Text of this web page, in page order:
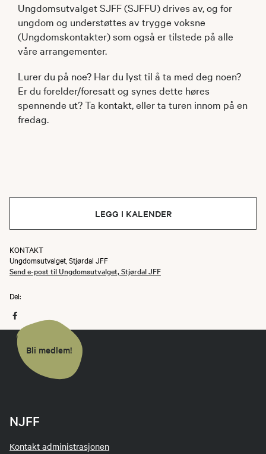
Ungdomsutvalget SJFF (SJFFU) drives av, og for
ungdom og understøttes av trygge voksne
(Ungdomskontakter) som også er tilstede på alle
våre arrangementer.
Lurer du på noe? Har du lyst til å ta med deg noen?
Er du forelder/foresatt og synes dette høres
spennende ut? Ta kontakt, eller ta turen innom på en
fredag.
LEGG I KALENDER
KONTAKT
Ungdomsutvalget, Stjørdal JFF
Send e-post til Ungdomsutvalget, Stjørdal JFF
Del:
Bli medlem!
NJFF
Kontakt administrasjonen